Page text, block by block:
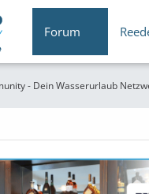
Forum
- Dein Wasserurlaub